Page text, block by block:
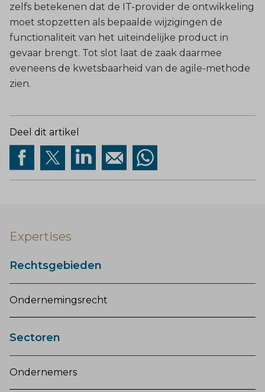
zelfs betekenen dat de IT-provider de ontwikkeling
moet stopzetten als bepaalde wijzigingen de
functionaliteit van het uiteindelijke product in
gevaar brengt. Tot slot laat de zaak daarmee
eveneens de kwetsbaarheid van de agile-methode
zien.
Deel dit artikel
Expertises
Rechtsgebieden
Ondernemingsrecht
Sectoren
Ondernemers